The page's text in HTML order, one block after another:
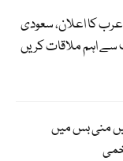
کا اعلان، سعودی
سے اہم ملاقات کریں
منی بس میں